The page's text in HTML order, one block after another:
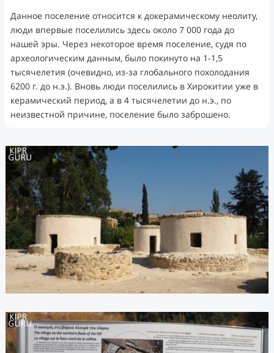
Данное поселение относится к докерамическому неолиту,
люди впервые поселились здесь около 7 000 года до
нашей эры. Через некоторое время поселение, судя по
археологическим данным, было покинуто на 1-1,5
тысячелетия (очевидно, из-за глобального похолодания
6200 г. до н.э.). Вновь люди поселились в Хирокитии уже в
керамический период, а в 4 тысячелетии до н.э., по
неизвестной причине, поселение было заброшено.